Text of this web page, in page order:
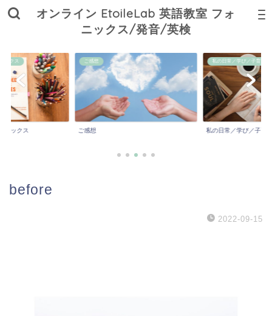
オンライン EtoileLab 英語教室 フォ
ニックス/発音/英検
ックス
ニックス
ご感想
ご感想
私の日常／学び／子育て
私の日常／学び／子育
before
2022-09-15